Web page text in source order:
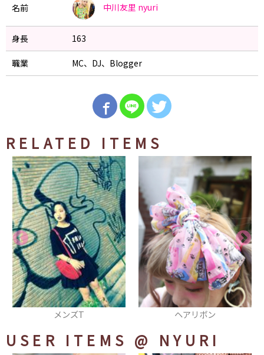
名前 中川友里 nyuri
身長 163
職業 MC、DJ、Blogger
RELATED ITEMS
ヘアリボン スカート
USER ITEMS @ NYURI